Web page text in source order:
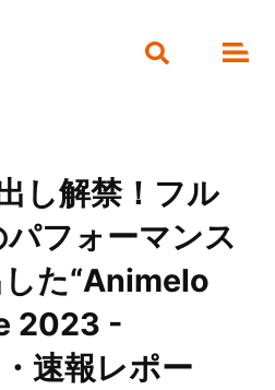
し解禁！フル
フォーマンス
た“Animelo
2023 -
速報レポー